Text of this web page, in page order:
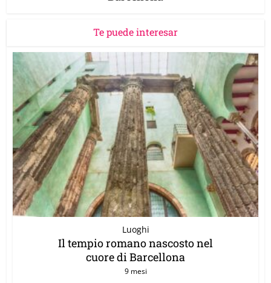
Te puede interesar
Luoghi
Il tempio romano nascosto nel
cuore di Barcellona
9 mesi